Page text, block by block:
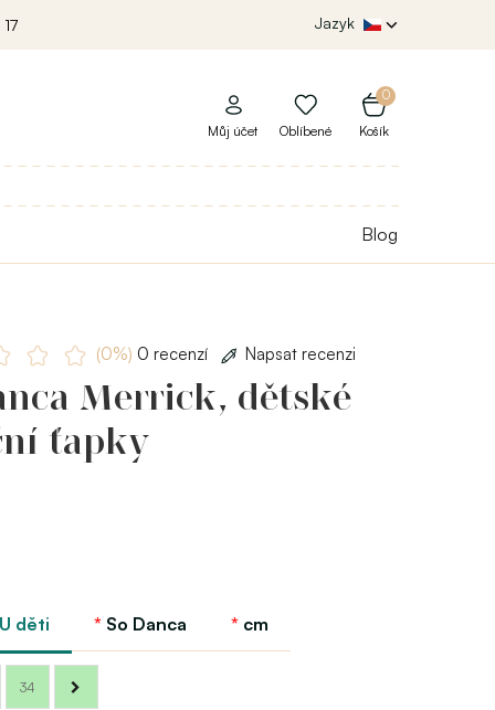
Jazyk
0
Košík
Můj účet Oblíbené
Blog
(0%) 0 recenzí Napsat recenzi
Merrick, dětské
ťapky
děti So Danca cm
34